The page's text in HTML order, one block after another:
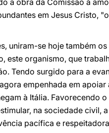
a obra da Comissão à
em Jesus Cristo,
uniram-se hoje também
este organismo, que
Tendo surgido para a
empenhada em
à Itália. Favorecendo
na sociedade civil,
pacífica e